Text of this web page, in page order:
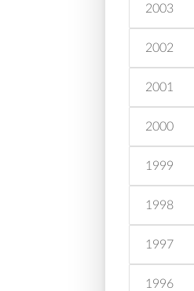
2003
2002
2001
2000
1999
1998
1997
1996